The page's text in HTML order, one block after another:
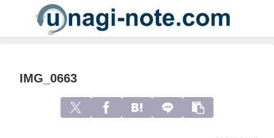
IMG_0663